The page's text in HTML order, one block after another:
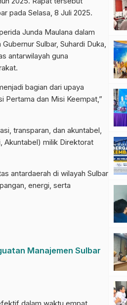
pada Selasa, 8 Juli 2025.
Junda Maulana dalam
Sulbar, Suhardi Duka,
antarwilayah guna
bagian dari upaya
Pertama dan Misi Keempat,”
transparan, dan akuntabel,
Akuntabel) milik Direktorat
antardaerah di wilayah Sulbar
energi, serta
Manajemen Sulbar
dalam waktu empat